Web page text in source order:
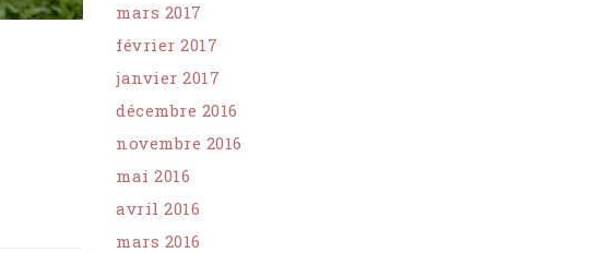
mars 2017
février 2017
janvier 2017
décembre 2016
novembre 2016
mai 2016
avril 2016
mars 2016